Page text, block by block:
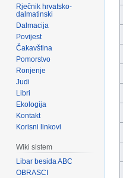
Rječnik hrvatsko-
dalmatinski
Dalmacija
Povijest
Čakavština
Pomorstvo
Ronjenje
Judi
Libri
Ekologija
Kontakt
Korisni linkovi
Wiki sistem
Libar besida ABC
OBRASCI